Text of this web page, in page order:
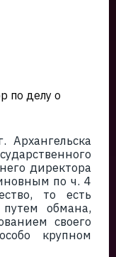
по делу о
Архангельска
директора
по ч. 4
то есть
обмана,
своего
крупном